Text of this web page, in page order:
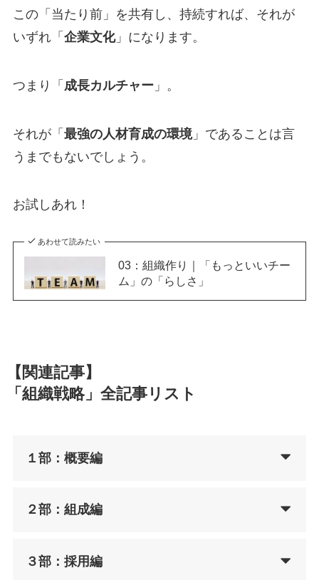
この「当たり前」を共有し、持続すれば、それが
いずれ「 企業文化」になります。
つまり「 成長カルチャー 」。
それが「 最強の人材育成の環境」であることは言
うまでもないでしょう。
お試しあれ！
あわせて読みたい
03：組織作り｜「もっといいチー
ム」の「らしさ」
【関連記事】
「組織戦略」全記事リスト
１部：概要編
２部：組成編
３部：採用編